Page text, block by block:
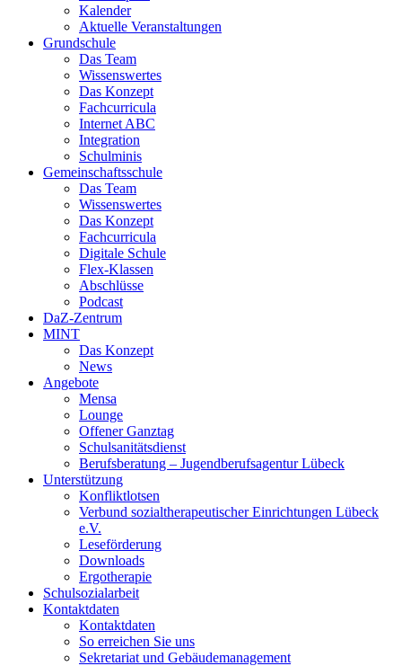
Kalender
Aktuelle Veranstaltungen
Grundschule
Das Team
Wissenswertes
Das Konzept
Fachcurricula
Internet ABC
Integration
Schulminis
Gemeinschaftsschule
Das Team
Wissenswertes
Das Konzept
Fachcurricula
Digitale Schule
Flex-Klassen
Abschlüsse
Podcast
DaZ-Zentrum
MINT
Das Konzept
News
Angebote
Mensa
Lounge
Offener Ganztag
Schulsanitätsdienst
Berufsberatung – Jugendberufsagentur Lübeck
Unterstützung
Konfliktlotsen
Verbund sozialtherapeutischer Einrichtungen Lübeck
e.V.
Leseförderung
Downloads
Ergotherapie
Schulsozialarbeit
Kontaktdaten
Kontaktdaten
So erreichen Sie uns
Sekretariat und Gebäudemanagement